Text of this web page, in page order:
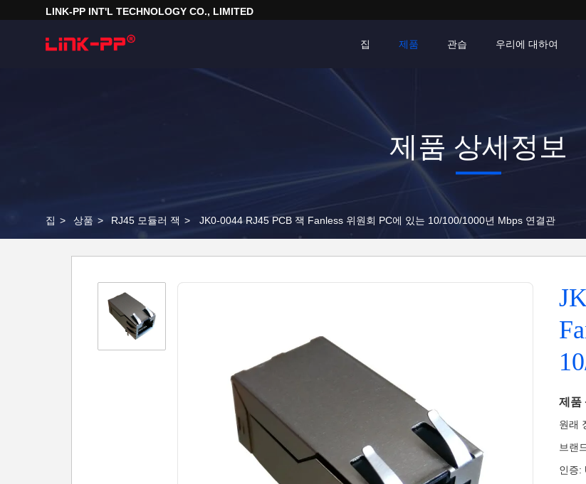
LINK-PP INT'L TECHNOLOGY CO., LIMITED
집 제품 우리에 대하여
관습
제품 상세정보
집 > 상품 > RJ45 모듈러 잭 > JK0-0044 RJ45 PCB 잭 Fanless 위원회 PC에 있는 10/100/1000년 Mbps 연결관
제품
원래
브랜
인증: